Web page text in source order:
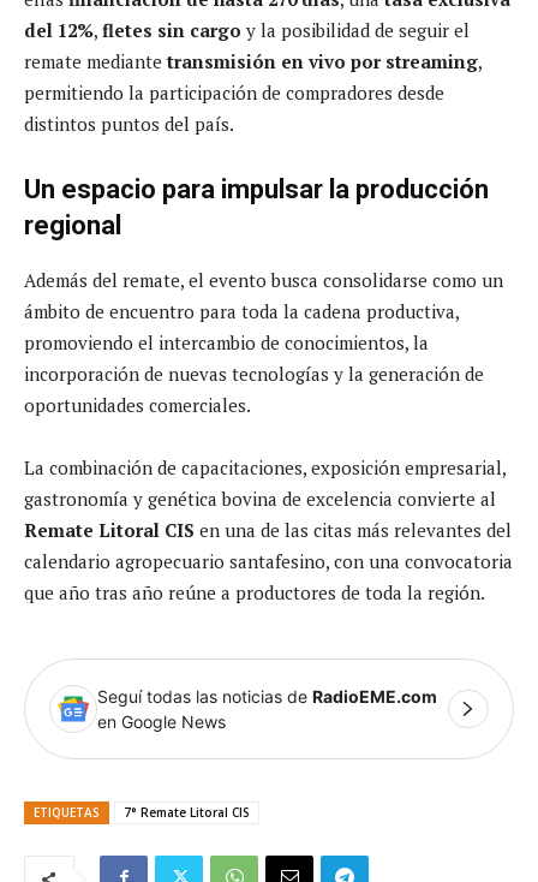
del 12%, fletes sin cargo y la posibilidad de seguir el
remate mediantetransmisión en vivo por streaming,
permitiendo la participación de compradores desde
distintos puntos del país.
Un espacio para impulsar la producción
regional
Además del remate, el evento busca consolidarse como un
ámbito de encuentro para toda la cadena productiva,
promoviendo el intercambio de conocimientos, la
incorporación de nuevas tecnologías y la generación de
oportunidades comerciales.
La combinación de capacitaciones, exposición empresarial,
gastronomía y genética bovina de excelencia convierte al
Remate Litoral CIS en una de las citas más relevantes del
calendario agropecuario santafesino, con una convocatoria
que año tras año reúne a productores de toda la región.
Seguí todas las noticias de RadioEME.com
en Google News
ETIQUETAS 7° Remate Litoral CIS